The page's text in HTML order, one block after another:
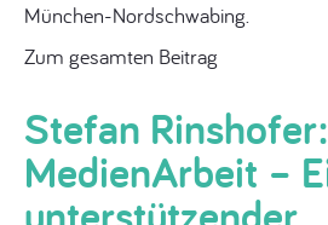
München-Nordschwabing.
Zum gesamten Beitrag
Stefan
MedienArbeit –